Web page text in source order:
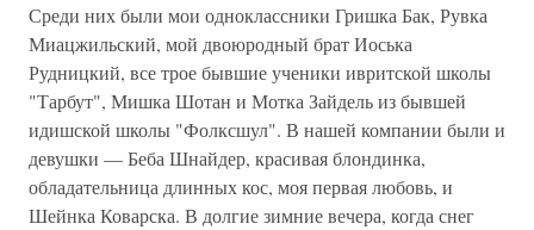
Среди них были мои одноклассники Гришка Бак, Рувка
Миацжильский, мой двоюродный брат Иоська
Рудницкий, все трое бывшие ученики ивритской школы
"Тарбут", Мишка Шотан и Мотка Зайдель из бывшей
идишской школы "Фолксшул". В нашей компании были и
девушки — Беба Шнайдер, красивая блондинка,
обладательница длинных кос, моя первая любовь, и
Шейнка Коварска. В долгие зимние вечера, когда снег